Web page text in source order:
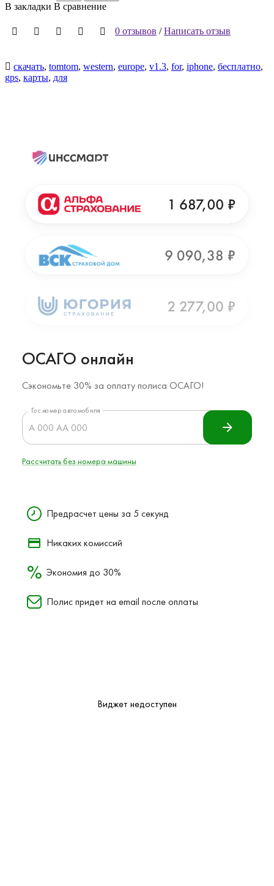
В закладки В сравнение
0 отзывов /Написать отзыв
скачать, tomtom, western, europe, v1.3, for, iphone, бесплатно,
gps, карты, для